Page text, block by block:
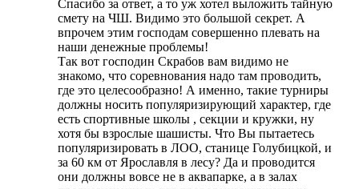
Спасибо за ответ, а то уж хотел выложить тайную
смету на ЧШ. Видимо это большой секрет. А
впрочем этим господам совершенно плевать на
наши денежные проблемы!
Так вот господин Скрабов вам видимо не
знакомо, что соревнования надо там проводить,
где это целесообразно! А именно, такие турниры
должны носить популяризирующий характер, где
есть спортивные школы , секции и кружки, ну
хотя бы взрослые шашисты. Что Вы пытаетесь
популяризировать в ЛОО, станице Голубицкой, и
за 60 км от Ярославля в лесу? Да и проводится
они должны вовсе не в аквапарке, а в залах